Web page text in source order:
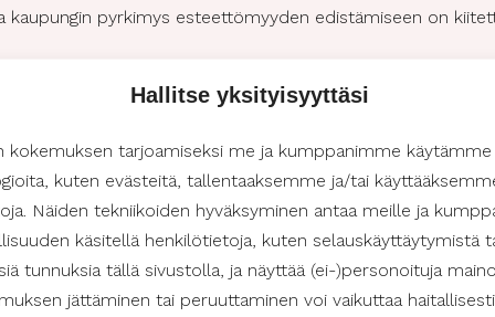
Hallitse yksityisyyttäsi
kokemuksen tarjoamiseksi me ja kumppanimme käytämme
kuten evästeitä, tallentaaksemme ja/tai
Näiden tekniikoiden hyväksyminen antaa meille ja
käsitellä henkilötietoja, kuten selauskäyttäytymistä
tunnuksia tällä sivustolla, ja näyttää (ei-)personoituja
jättäminen tai peruuttaminen voi vaikuttaa haitallisesti
kaupungin pyrkimys esteettömyyden edistämiseen on
ja baareja
Amadoon sekä Pancho Villaan pääsee esteettömästi
nettisivuillaan esteettömästä sisäänpääsystään.
esteettömyys voi tarkoittaa saavutettavaa
Porissa monet yritykset ovat ottaneet nämä tekijät
takaavat kaikille mahdollisuuden nauttia vapaasta ajasta